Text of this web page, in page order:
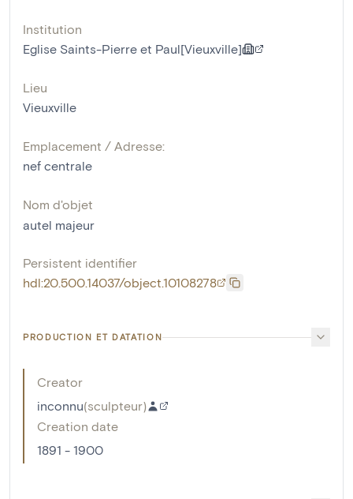
Institution
Eglise Saints-Pierre et Paul[Vieuxville]
Lieu
Vieuxville
Emplacement / Adresse:
nef centrale
Nom d'objet
autel majeur
Persistent identifier
hdl:20.500.14037/object.10108278
PRODUCTION ET DATATION
Creator
inconnu(sculpteur)
Creation date
1891 - 1900